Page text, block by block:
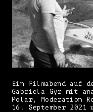
Ein Filmabend auf
Gabriela Gyr mit
Polar, Moderation
16. September 2021